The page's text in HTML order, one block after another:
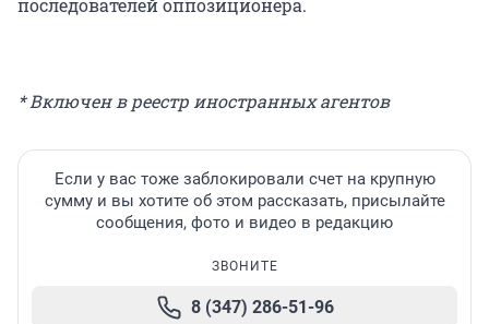
* Включен в реестр иностранных агентов
Если у вас тоже заблокировали счет на крупную
сумму и вы хотите об этом рассказать, присылайте
сообщения, фото и видео в редакцию
ЗВОНИТЕ
8 (347) 286-51-96